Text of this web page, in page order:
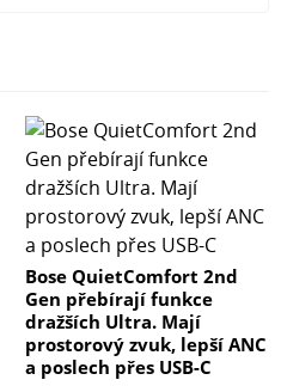
Bose QuietComfort 2nd
Gen přebírají funkce
dražších Ultra. Mají
prostorový zvuk, lepší ANC
a poslech přes USB-C